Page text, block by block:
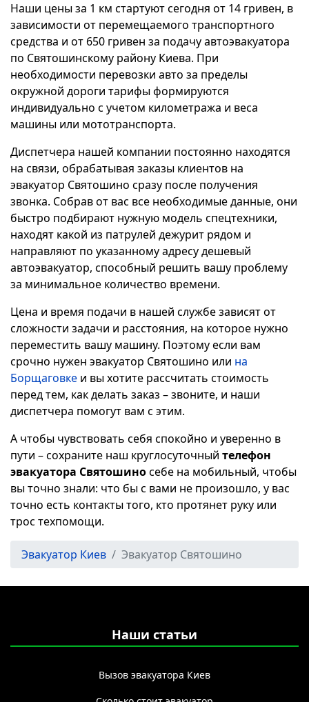
Наши цены за 1 км стартуют сегодня от 14 гривен, в
зависимости от перемещаемого транспортного
средства и от 650 гривен за подачу автоэвакуатора
по Святошинскому району Киева. При
необходимости перевозки авто за пределы
окружной дороги тарифы формируются
индивидуально с учетом километража и веса
машины или мототранспорта.
Диспетчера нашей компании постоянно находятся
на связи, обрабатывая заказы клиентов на
эвакуатор Святошино сразу после получения
звонка. Собрав от вас все необходимые данные, они
быстро подбирают нужную модель спецтехники,
находят какой из патрулей дежурит рядом и
направляют по указанному адресу дешевый
автоэвакуатор, способный решить вашу проблему
за минимальное количество времени.
Цена и время подачи в нашей службе зависят от
сложности задачи и расстояния, на которое нужно
переместить вашу машину. Поэтому если вам
срочно нужен эвакуатор Святошино или на
Борщаговке и вы хотите рассчитать стоимость
перед тем, как делать заказ – звоните, и наши
диспетчера помогут вам с этим.
А чтобы чувствовать себя спокойно и уверенно в
пути – сохраните наш круглосуточный телефон
эвакуатора Святошиносебе на мобильный, чтобы
вы точно знали: что бы с вами не произошло, у вас
точно есть контакты того, кто протянет руку или
трос техпомощи.
Эвакуатор Киев Эвакуатор Святошино
Наши статьи
Вызов эвакуатора Киев